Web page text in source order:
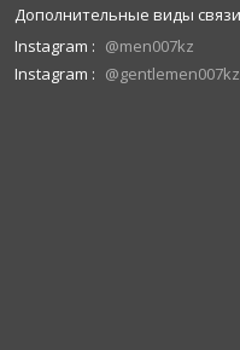
Instagram
@men007kz
Instagram
@gentlemen007kz